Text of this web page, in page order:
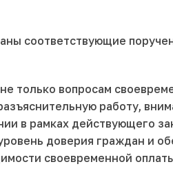
соответствующие
только вопросам
работу,
в рамках действующего
доверия граждан и
своевременной